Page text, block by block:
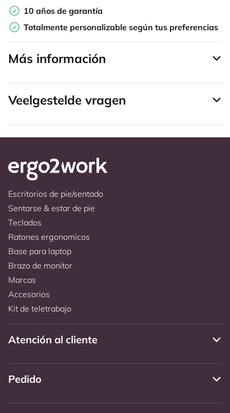
10 años de garantía
Totalmente personalizable según tus preferencias
Más información
Veelgestelde vragen
Escritorios de pie/sentado
Sentarse & estar de pie
Teclados
Ratones ergonomicos
Base para laptop
Brazo de monitor
Marcas
Accesorios
Kit de teletrabajo
Atención al cliente
Pedido